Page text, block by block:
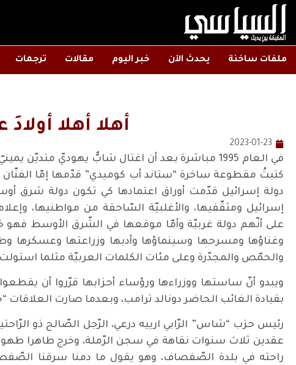
ملفات ساخنة يحدث الآن خبر اليوم مقالات ترجمات
أهلا أهلا أولادَ
2023-01-23
في العام 1995 مباشرة بعد أن اغتال شابٌّ يهوديّ
كتبتُ مقطوعة ساخرة “ستاند أب كوميدي” قدّمها إمّا
دولة إسرائيل قدّمت أوراق اعتمادها كي تكون دولة شرق
إسرائيل ومثقّفيها، والأغلبيّة السّاحقة من مواطنيها،
على أنّهم دولة غربيّة وأمّا موقعها في الشّرق الأوسط فهو
وغناؤها ومسرحها وسينماؤها وأدبها وزراعتها وعسكرها
والحمّص والمجدّرة وعلى مئات الكلمات العربيّة مثلما استولت
ويبدو أنّ ساستها ووزراءها ورؤساء أحزابها قرّروا أن
بقيادة الغائب الحاضر دونالد ترامب، وبعدما صارت
رئيس حزب “شاس” الرّابي ارييه درعي، الرّجل الصّالح ذو
عقدين ثلاث سنوات نقاهة في سجن الرّملة، وخرج طاهرا
راحته في بلدة الصّفصاف، وهو يقول ما دمنا سرقنا